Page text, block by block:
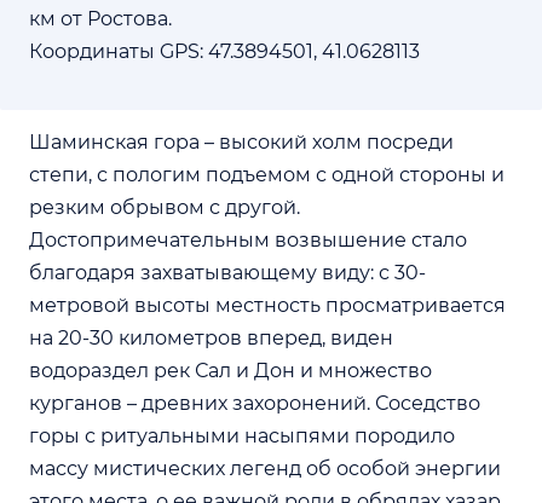
км от Ростова.
Координаты GPS: 47.3894501, 41.0628113
Шаминская гора – высокий холм посреди
степи, с пологим подъемом с одной стороны и
резким обрывом с другой.
Достопримечательным возвышение стало
благодаря захватывающему виду: с 30-
метровой высоты местность просматривается
на 20-30 километров вперед, виден
водораздел рек Сал и Дон и множество
курганов – древних захоронений. Соседство
горы с ритуальными насыпями породило
массу мистических легенд об особой энергии